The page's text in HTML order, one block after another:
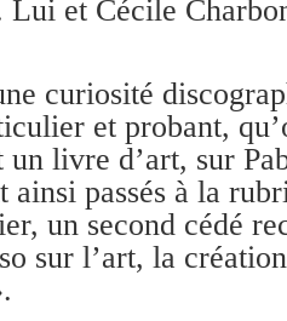
Lui et Cécile
curiosité
et probant,
livre d’art, sur
ainsi passés à la
un second cédé
sur l’art, la